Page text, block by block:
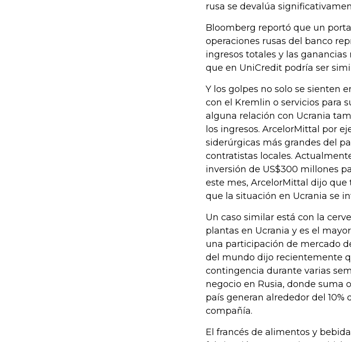
rusa se devalúa
Bloomberg reportó que un
operaciones rusas del banco
ingresos totales y las
que en UniCredit podría ser
Y los golpes no solo se sienten
con el Kremlin o servicios para
alguna relación con Ucrania
los ingresos. ArcelorMittal por
siderúrgicas más grandes del
contratistas locales.
inversión de US$300 millones
este mes, ArcelorMittal dijo
que la situación en Ucrania se
Un caso similar está con la
plantas en Ucrania y es el
una participación de mercado
del mundo dijo recientemente
contingencia durante varias
negocio en Rusia, donde suma
país generan alrededor del 10%
compañía.
El francés de alimentos y